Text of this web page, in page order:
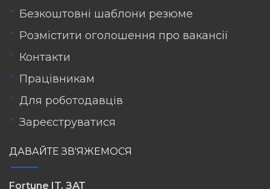
Безкоштовні шаблони резюме
Розмістити оголошення про вакансії
Контакти
Працівникам
Для роботодавців
Зареєструватися
ДАВАЙТЕ ЗВ'ЯЖЕМОСЯ
Fortune IT, ЗАТ